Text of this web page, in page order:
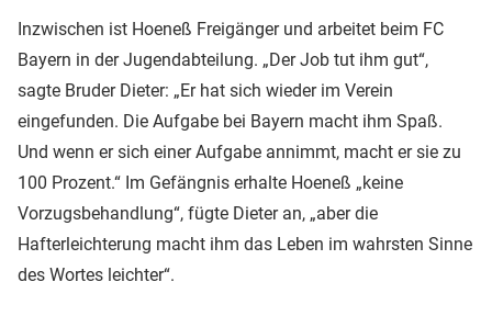
Inzwischen ist Hoeneß Freigänger und arbeitet beim FC
Bayern in der Jugendabteilung. „Der Job tut ihm gut“,
sagte Bruder Dieter: „Er hat sich wieder im Verein
eingefunden. Die Aufgabe bei Bayern macht ihm Spaß.
Und wenn er sich einer Aufgabe annimmt, macht er sie zu
100 Prozent.“ Im Gefängnis erhalte Hoeneß „keine
Vorzugsbehandlung“, fügte Dieter an, „aber die
Hafterleichterung macht ihm das Leben im wahrsten Sinne
des Wortes leichter“.